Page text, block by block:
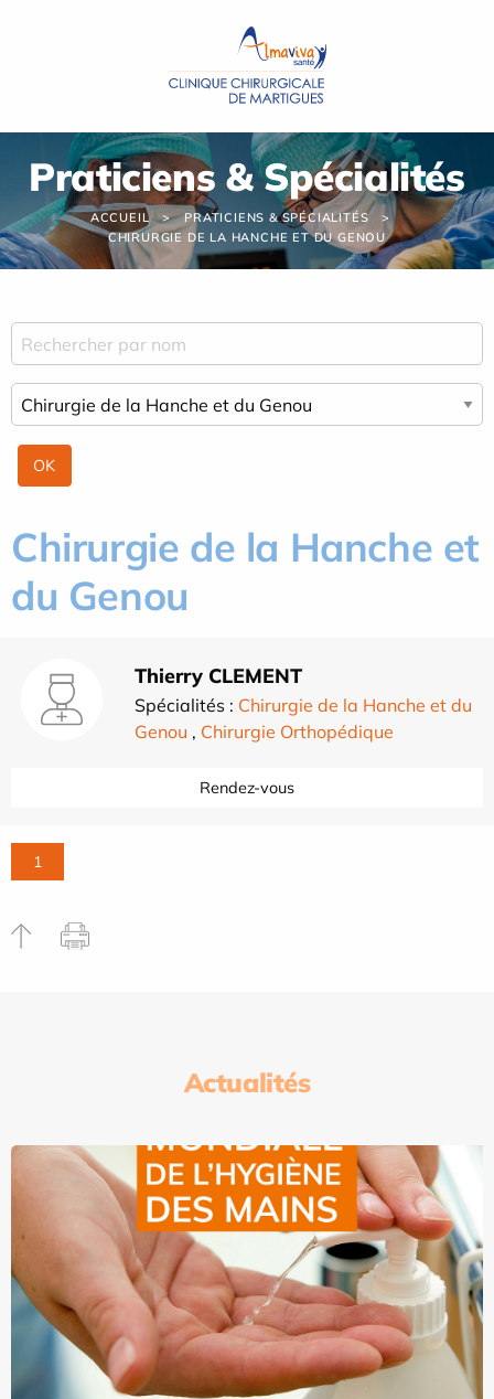
Praticiens & Spécialités
ACCUEIL
PRATICIENS & SPÉCIALITÉS
CHIRURGIE DE LA HANCHE ET DU GENOU
Chirurgie de la Hanche et
du Genou
Thierry CLEMENT
Spécialités : Chirurgie de la Hanche et du
Genou , Chirurgie Orthopédique
Rendez-vous
1
Actualités